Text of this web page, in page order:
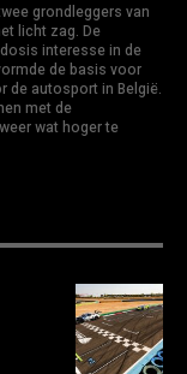
grondleggers van
licht zag. De
interesse in de
de basis voor
de autosport in België.
met de
wat hoger te